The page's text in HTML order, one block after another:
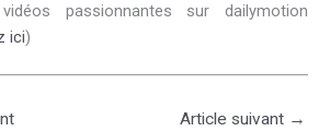
passionnantes sur dailymotion
ici)
Article suivant →